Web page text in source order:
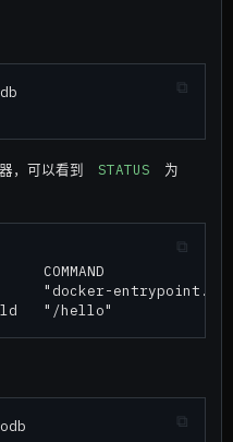
，可以看到 STATUS
为
COMMAND
"docker-